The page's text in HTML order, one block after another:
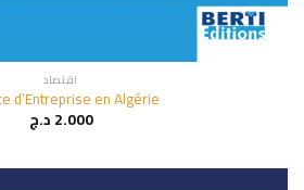
اقتصاد
d’Entreprise en Algérie
2.000د.ج